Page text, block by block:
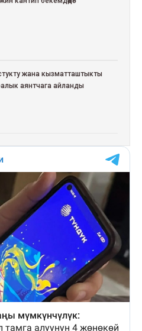
жана кызматташтыкты
аянтчага айланды